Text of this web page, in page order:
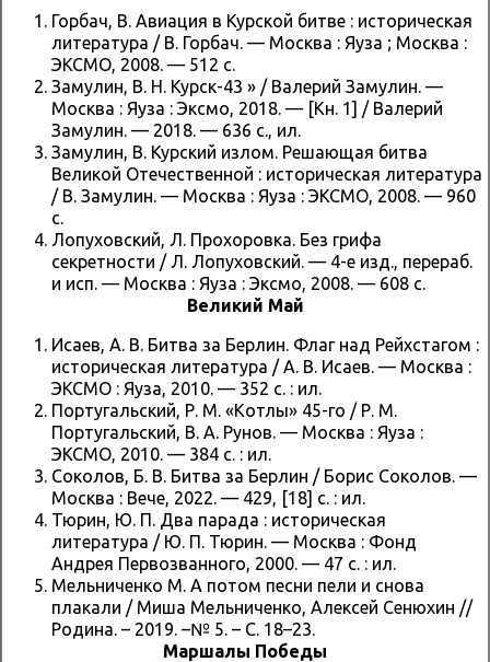
Горбач, В. Авиация в Курской битве : историческая
литература / В. Горбач. — Москва : Яуза ; Москва :
ЭКСМО, 2008. — 512 с.
Замулин, В. Н. Курск-43 » / Валерий Замулин. —
Москва : Яуза : Эксмо, 2018. — [Кн. 1] / Валерий
Замулин. — 2018. — 636 с., ил.
Замулин, В. Курский излом. Решающая битва
Великой Отечественной : историческая литература
/ В. Замулин. — Москва : Яуза : ЭКСМО, 2008. — 960
с.
Лопуховский, Л. Прохоровка. Без грифа
секретности / Л. Лопуховский. — 4-е изд., перераб.
и исп. — Москва : Яуза : Эксмо, 2008. — 608 с.
Великий Май
Исаев, А. В. Битва за Берлин. Флаг над Рейхстагом :
историческая литература / А. В. Исаев. — Москва :
ЭКСМО : Яуза, 2010. — 352 с. : ил.
Португальский, Р. М. «Котлы» 45-го / Р. М.
Португальский, В. А. Рунов. — Москва : Яуза :
ЭКСМО, 2010. — 384 с. : ил.
Соколов, Б. В. Битва за Берлин / Борис Соколов. —
Москва : Вече, 2022. — 429, [18] с. : ил.
Тюрин, Ю. П. Два парада : историческая
литература / Ю. П. Тюрин. — Москва : Фонд
Андрея Первозванного, 2000. — 47 с. : ил.
Мельниченко М. А потом песни пели и снова
плакали / Миша Мельниченко, Алексей Сенюхин //
Родина. – 2019. –№ 5. – С. 18–23.
Маршалы Победы